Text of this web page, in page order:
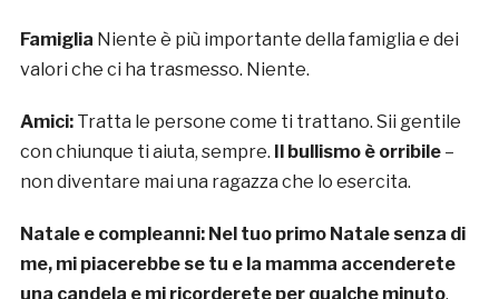
Famiglia Niente è più importante della famiglia e dei
valori che ci ha trasmesso. Niente.
Amici:Tratta le persone come ti trattano. Sii gentile
con chiunque ti aiuta, sempre.
Il bullismo è orribile–
non diventare mai una ragazza che lo esercita.
Natale e compleanni: Nel tuo primo Natale senza di
me, mi piacerebbe se tu e la mamma accenderete
una candela e mi ricorderete per qualche minuto.